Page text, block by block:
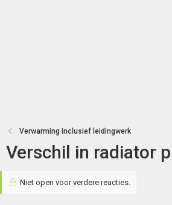
Verwarming inclusief leidingwerk
Verschil in radiator
Niet open voor verdere reacties.